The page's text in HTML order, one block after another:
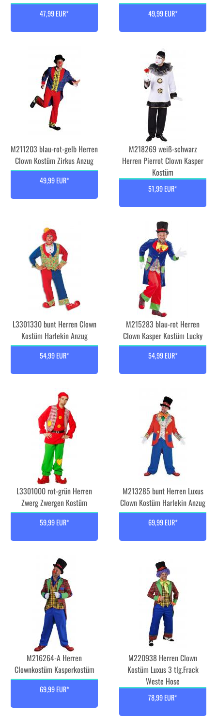
47,99 EUR* 49,99 EUR*
M211203 blau-rot-gelb Herren
Clown Kostüm Zirkus Anzug
49,99 EUR*
M218269 weiß-schwarz
Herren Pierrot Clown Kasper
Kostüm
51,99 EUR*
L3301330 bunt Herren Clown
Kostüm Harlekin Anzug
54,99 EUR*
M215283 blau-rot Herren
Clown Kasper Kostüm Lucky
54,99 EUR*
L3301000 rot-grün Herren
Zwerg Zwergen Kostüm
59,99 EUR*
M213285 bunt Herren Luxus
Clown Kostüm Harlekin Anzug
69,99 EUR*
M216264-A Herren
Clownkostüm Kasperkostüm
69,99 EUR*
M220938 Herren Clown
Kostüm Luxus 3 tlg.Frack
Weste Hose
78,99 EUR*